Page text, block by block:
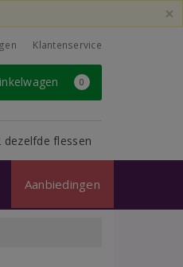
×
Klantenservice
0
flessen
Aanbiedingen